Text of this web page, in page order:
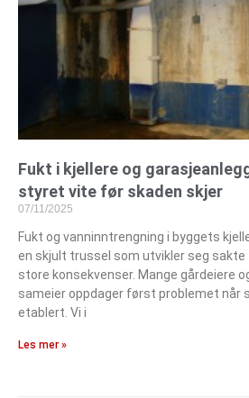
Fukt i kjellere og
styret vite før skaden skjer
07/11/2025
Fukt og vanninntrengning i byggets
en skjult trussel som utvikler seg
store konsekvenser. Mange gårdeiere
sameier oppdager først problemet når
etablert. Vi i
Les mer »